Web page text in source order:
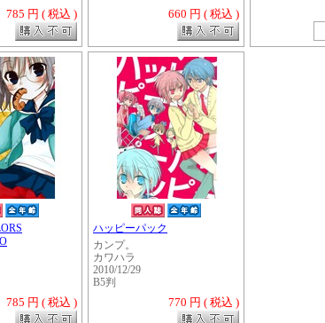
785 円 ( 税込 ) 660 円 ( 税込 )
785 円 ( 税込 )
ハッピーパック
カンプ。
カワハラ
2010/12/29
B5判
770 円 ( 税込 )